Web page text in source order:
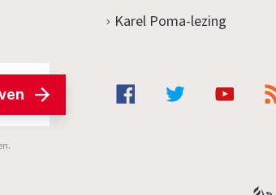
Karel Poma-lezing